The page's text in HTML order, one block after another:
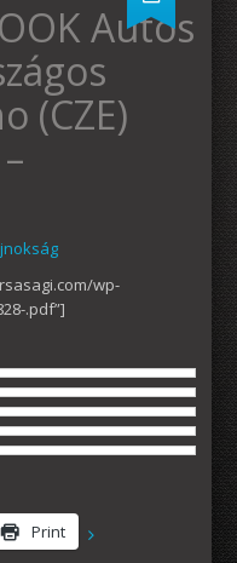
Autós
(CZE)
wp-
.pdf”]
Print